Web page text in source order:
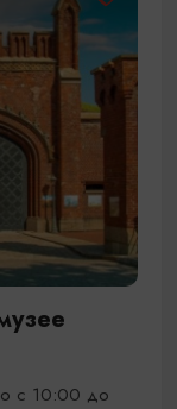
с 10:00 до